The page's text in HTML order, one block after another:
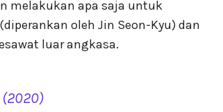
melakukan apa saja untuk
oleh Jin Seon-Kyu) dan
luar angkasa.
(2020)